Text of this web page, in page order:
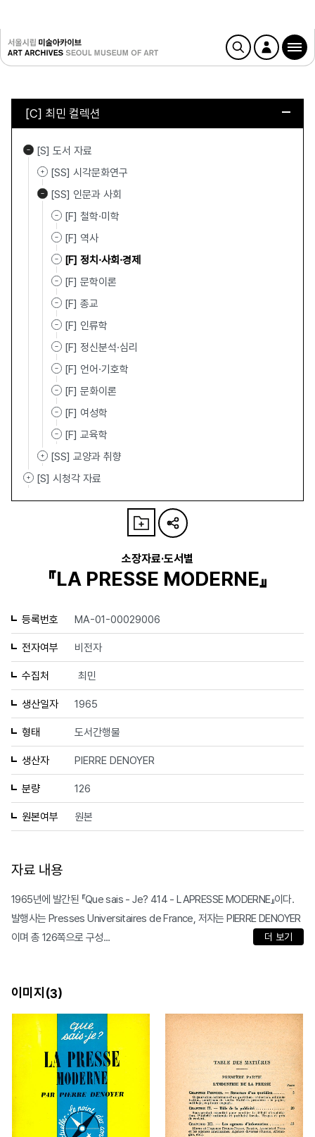
[C] 최민 컬렉션
[S] 도서 자료
[SS] 시각문화연구
[SS] 인문과 사회
[F] 철학·미학
[F] 역사
[F] 정치·사회·경제
[F] 문학이론
[F] 종교
[F] 인류학
[F] 정신분석·심리
[F] 언어·기호학
[F] 문화이론
[F] 여성학
[F] 교육학
[SS] 교양과 취향
[S] 시청각 자료
소장자료·도서별
『LA PRESSE MODERNE』
등록번호 MA-01-00029006
전자여부 비전자
수집처 최민
생산일자 1965
형태 도서간행물
생산자 PIERRE DENOYER
분량 126
원본여부 원본
자료 내용
1965년에 발간된 『Que sais - Je? 414 - LAPRESSE MODERNE』이다.
발행사는 Presses Universitaires de France, 저자는 PIERRE DENOYER
이며 총 126쪽으로 구성...
더 보기
이미지(3)